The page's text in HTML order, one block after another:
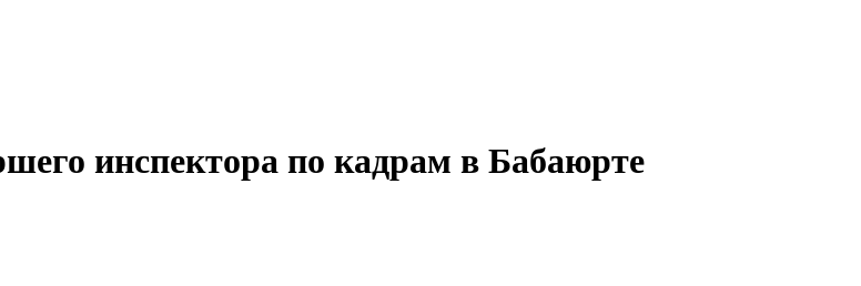
инспектора по кадрам в Бабаюрте